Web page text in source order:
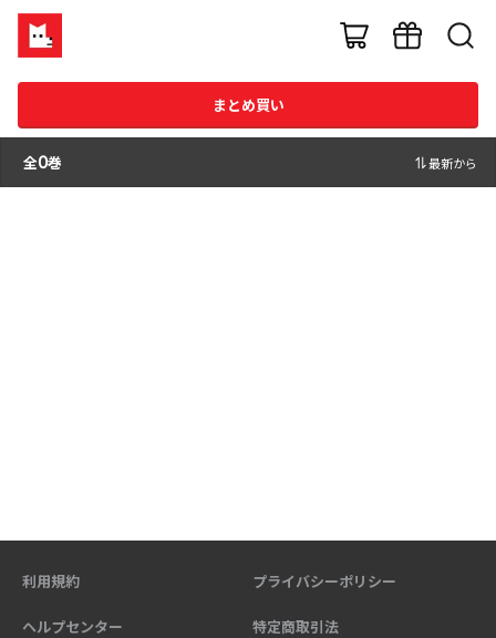
まとめ買い
全0巻 最新から
利用規約 プライバシーポリシー
ヘルプセンター 特定商取引法